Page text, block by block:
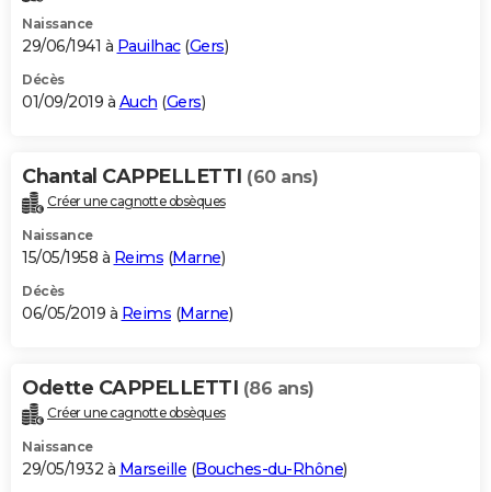
Naissance
29/06/1941 à Pauilhac(Gers)
Décès
01/09/2019 à Auch (Gers)
Chantal CAPPELLETTI (60 ans)
Créer une cagnotte obsèques
Naissance
15/05/1958 à Reims (Marne)
Décès
06/05/2019 à Reims (Marne)
Odette CAPPELLETTI (86 ans)
Créer une cagnotte obsèques
Naissance
29/05/1932 à Marseille (Bouches-du-Rhône)